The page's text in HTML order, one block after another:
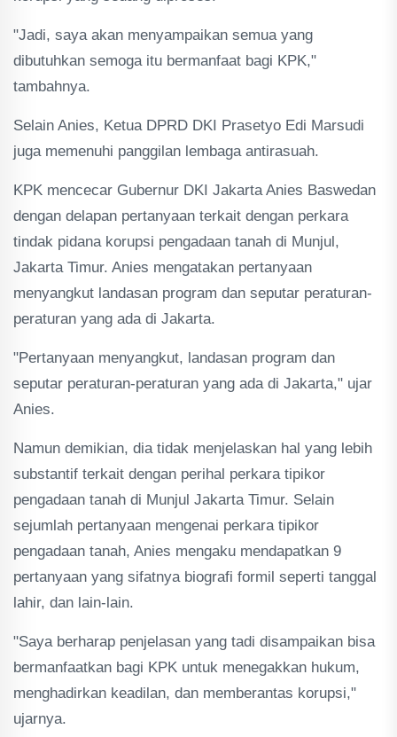
"Jadi, saya akan menyampaikan semua yang
dibutuhkan semoga itu bermanfaat bagi KPK,"
tambahnya.
Selain Anies, Ketua DPRD DKI Prasetyo Edi Marsudi
juga memenuhi panggilan lembaga antirasuah.
KPK mencecar Gubernur DKI Jakarta Anies Baswedan
dengan delapan pertanyaan terkait dengan perkara
tindak pidana korupsi pengadaan tanah di Munjul,
Jakarta Timur. Anies mengatakan pertanyaan
menyangkut landasan program dan seputar peraturan-
peraturan yang ada di Jakarta.
"Pertanyaan menyangkut, landasan program dan
seputar peraturan-peraturan yang ada di Jakarta," ujar
Anies.
Namun demikian, dia tidak menjelaskan hal yang lebih
substantif terkait dengan perihal perkara tipikor
pengadaan tanah di Munjul Jakarta Timur. Selain
sejumlah pertanyaan mengenai perkara tipikor
pengadaan tanah, Anies mengaku mendapatkan 9
pertanyaan yang sifatnya biografi formil seperti tanggal
lahir, dan lain-lain.
"Saya berharap penjelasan yang tadi disampaikan bisa
bermanfaatkan bagi KPK untuk menegakkan hukum,
menghadirkan keadilan, dan memberantas korupsi,"
ujarnya.